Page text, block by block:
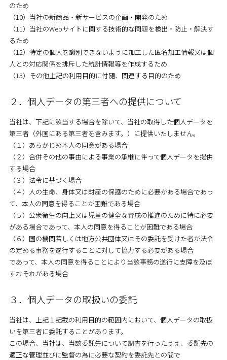
のため
（10）当社の新商品・新サービスの企画・開発のため
（11）当社のWebサイトに関する技術的な問題を検出・防止・解決す
るため
（12）特定の個人を識別できないように加工した匿名加工情報又は個
人との対応関係を排斥した統計情報等を作成するため
（13）その他上記の利用目的に付随、関連する目的のため
２．個人データの第三者への提供について
当社は、下記に該当する場合を除いて、当社の取得した個人データを
第三者（外国にある第三者を含みます。）に提供いたしません。
（１）あらかじめ本人の同意がある場合
（２）合併その他の事由による事業の承継に伴って個人データを提供
する場合
（３）法令に基づく場合
（４）人の生命、身体又は財産の保護のために必要がある場合であっ
て、本人の同意を得ることが困難である場合
（５）公衆衛生の向上又は児童の健全な育成の推進のために特に必要
がある場合であって、本人の同意を得ることが困難である場合
（６）国の機関若しくは地方公共団体又はその委託を受けた者が法令
の定める事務を遂行することに対して協力する必要がある場合
であって、本人の同意を得ることにより当該事務の遂行に支障を及ぼ
すおそれがある場合
３．個人データの取扱いの委託
当社は、上記１記載の利用目的の範囲内において、個人データの取扱
いを第三者に委託することがあります。
この場合、当社は、当該委託先について調査を行ったうえ、委託先の
適正な管理並びに監督の為に必要な契約を委託先との間で